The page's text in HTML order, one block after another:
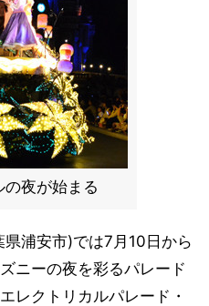
夜が始まる
県浦安市)では7月10日から
ニーの夜を彩るパレード
レクトリカルパレード・